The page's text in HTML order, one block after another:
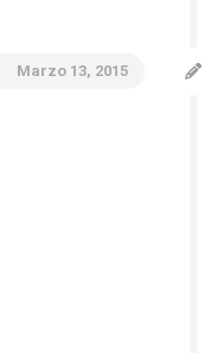
Marzo 13, 2015